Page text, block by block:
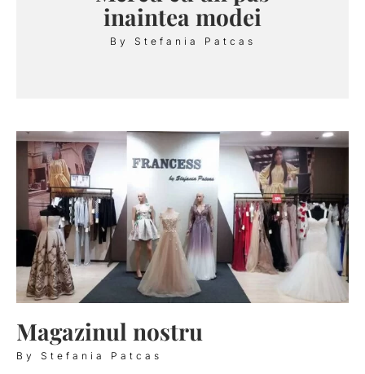
inaintea modei
By Stefania Patcas
Magazinul nostru
By Stefania Patcas